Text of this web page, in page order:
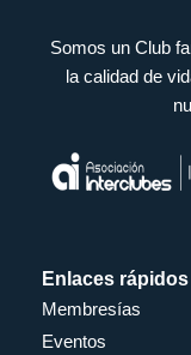
Somos un Club
la calidad de
Enlaces rápidos
Membresías
Eventos